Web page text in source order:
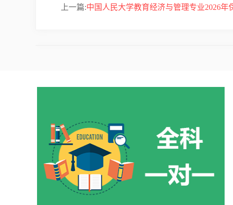
上一篇:中国人民大学教育经济与管理专业2026年